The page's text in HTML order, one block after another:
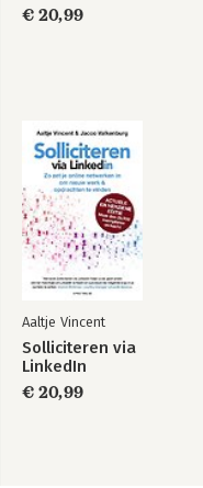
€ 20,99
Aaltje Vincent
Solliciteren via
LinkedIn
€ 20,99